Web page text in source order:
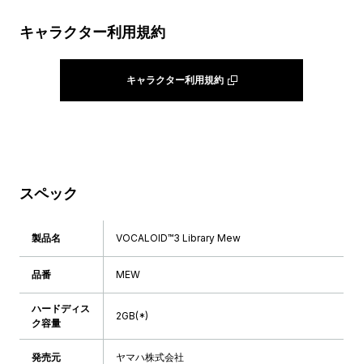
キャラクター利用規約
キャラクター利用規約
スペック
製品名 VOCALOID™3 Library Mew
品番 MEW
ハードディス
ク容量
2GB(*)
発売元 ヤマハ株式会社